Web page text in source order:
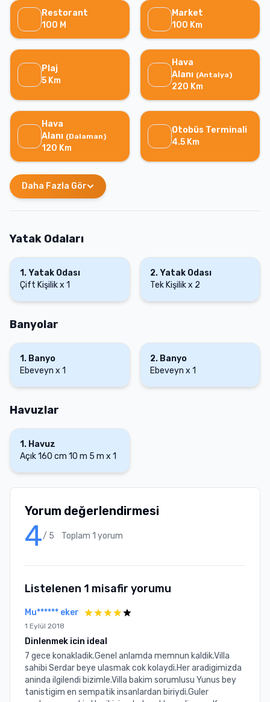
Restorant
100 M
Market
100 Km
Plaj
5 Km
Hava
Alanı (Antalya)
220 Km
Hava
Alanı (Dalaman)
120 Km
Otobüs Terminali
4.5 Km
Daha Fazla Gör
Yatak Odaları
1 .Yatak Odası
Çift Kişilikx 1
2.Yatak Odası
Tek Kişilikx 2
Banyolar
1 . Banyo
Ebeveyn x 1
2. Banyo
Ebeveyn x 1
Havuzlar
1 . Havuz
Açık160 cm 10 m 5 m x 1
Yorum değerlendirmesi
4/ 5 Toplam 1 yorum
Listelenen 1 misafir yorumu
Mu****** eker
1 Eylül 2018
Dinlenmek icin ideal
7 gece konakladik.Genel anlamda memnun kaldik.Villa
sahibi Serdar beye ulasmak cok kolaydi.Her aradigimizda
aninda ilgilendi bizimle.Villa bakim sorumlusu Yunus bey
tanistigim en sempatik insanlardan biriydi.Guler